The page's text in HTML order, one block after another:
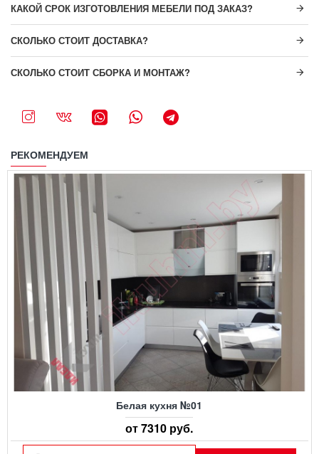
КАКОЙ СРОК ИЗГОТОВЛЕНИЯ МЕБЕЛИ ПОД ЗАКАЗ?
СКОЛЬКО СТОИТ ДОСТАВКА?
СКОЛЬКО СТОИТ СБОРКА И МОНТАЖ?
РЕКОМЕНДУЕМ
Белая кухня №01
от 7310 руб.